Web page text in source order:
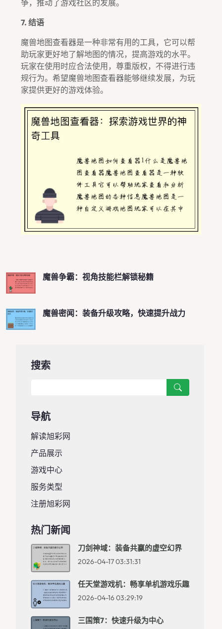
争，推动了游戏社区的发展。
7. 结语
魔兽地图查看器是一种非常有用的工具，它可以帮
助玩家更好地了解地图的情况，提高游戏的水平。
玩家在使用时应合法使用，尊重版权，不得进行违
规行为。希望魔兽地图查看器能够继续发展，为玩
家提供更好的游戏体验。
魔兽争霸：视角技能栏解锁秘籍
魔兽密闻：装备升级攻略，快速提升战力
搜索
导航
解读旭彩网
产品展示
游戏中心
服务类型
注册旭彩网
热门新闻
刀剑神域：装备共赢的虚空幻界
2026-04-17 03:31:31
任天堂游戏机：畅享单机游戏乐趣
2026-04-16 03:29:19
三国策7：快速升级为中心